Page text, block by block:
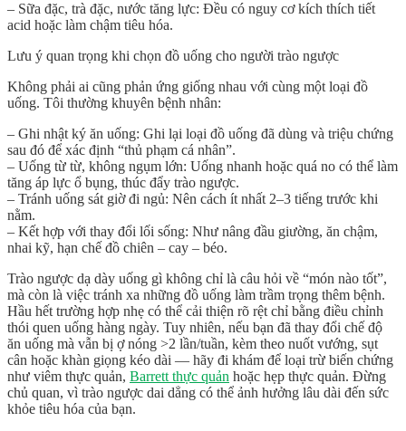
– Sữa đặc, trà đặc, nước tăng lực: Đều có nguy cơ kích thích tiết
acid hoặc làm chậm tiêu hóa.
Lưu ý quan trọng khi chọn đồ uống cho người trào ngược
Không phải ai cũng phản ứng giống nhau với cùng một loại đồ
uống. Tôi thường khuyên bệnh nhân:
– Ghi nhật ký ăn uống: Ghi lại loại đồ uống đã dùng và triệu chứng
sau đó để xác định “thủ phạm cá nhân”.
– Uống từ từ, không ngụm lớn: Uống nhanh hoặc quá no có thể làm
tăng áp lực ổ bụng, thúc đẩy trào ngược.
– Tránh uống sát giờ đi ngủ: Nên cách ít nhất 2–3 tiếng trước khi
nằm.
– Kết hợp với thay đổi lối sống: Như nâng đầu giường, ăn chậm,
nhai kỹ, hạn chế đồ chiên – cay – béo.
Trào ngược dạ dày uống gì không chỉ là câu hỏi về “món nào tốt”,
mà còn là việc tránh xa những đồ uống làm trầm trọng thêm bệnh.
Hầu hết trường hợp nhẹ có thể cải thiện rõ rệt chỉ bằng điều chỉnh
thói quen uống hàng ngày. Tuy nhiên, nếu bạn đã thay đổi chế độ
ăn uống mà vẫn bị ợ nóng >2 lần/tuần, kèm theo nuốt vướng, sụt
cân hoặc khàn giọng kéo dài — hãy đi khám để loại trừ biến chứng
như viêm thực quản, Barrett thực quản hoặc hẹp thực quản. Đừng
chủ quan, vì trào ngược dai dẳng có thể ảnh hưởng lâu dài đến sức
khỏe tiêu hóa của bạn.